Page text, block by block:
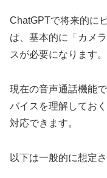
ChatGPTで将来的に
は、基本的に「カメ
スが必要になります。
現在の音声通話機能
バイスを理解してお
対応できます。
以下は一般的に想定